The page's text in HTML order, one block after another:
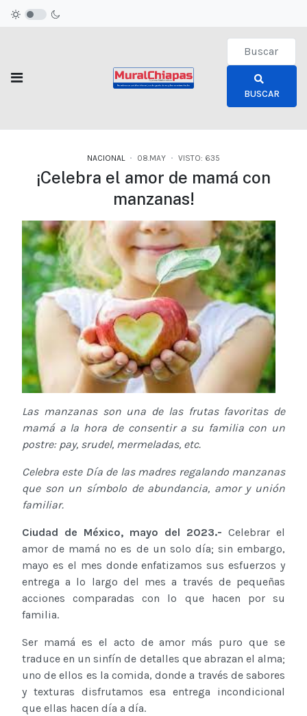
Type 2 or
BUSCAR
NACIONAL 08.MAY VISTO: 635
¡Celebra el amor de mamá con
manzanas!
Las manzanas son una de las frutas favoritas de
mamá a la hora de consentir a su familia con un
postre: pay, srudel, mermeladas, etc.
Celebra este Día de las madres regalando manzanas
que son un símbolo de abundancia, amor y unión
familiar.
Ciudad de México, mayo del 2023.- Celebrar el
amor de mamá no es de un solo día; sin embargo,
mayo es el mes donde enfatizamos sus esfuerzos y
entrega a lo largo del mes a través de pequeñas
acciones comparadas con lo que hacen por su
familia.
Ser mamá es el acto de amor más puro que se
traduce en un sinfín de detalles que abrazan el alma;
uno de ellos es la comida, donde a través de sabores
y texturas disfrutamos esa entrega incondicional
que ellas hacen día a día.